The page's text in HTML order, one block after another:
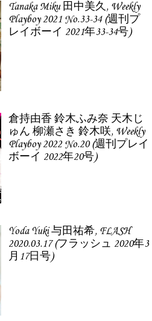
Tanaka Miku 田中美久, Weekly
Playboy 2021 No.33-34 (週刊プ
レイボーイ 2021年33-34号)
倉持由香 鈴木ふみ奈 天木じ
ゅん 柳瀬さき 鈴木咲, Weekly
Playboy 2022 No.20 (週刊プレイ
ボーイ 2022年20号)
Yoda Yuki 与田祐希, FLASH
2020.03.17 (フラッシュ 2020年3
月17日号)